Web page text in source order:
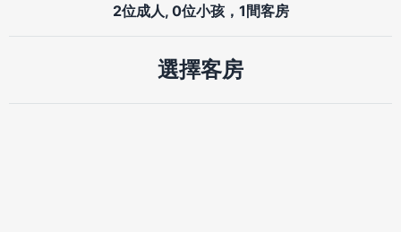
2位成人, 0位小孩，1間客房
選擇客房